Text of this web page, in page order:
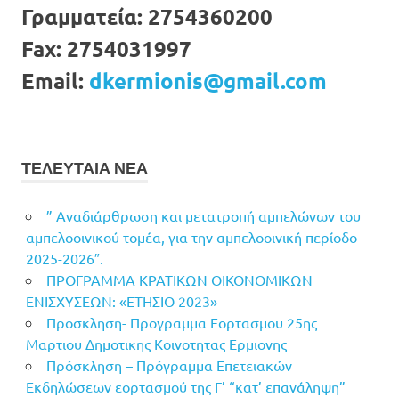
Γραμματεία: 2754360200
Fax: 2754031997
Email: dkermionis@gmail.com
ΤΕΛΕΥΤΑΙΑ ΝΕΑ
” Αναδιάρθρωση και μετατροπή αμπελώνων του
αμπελοοινικού τομέα, για την αμπελοοινική περίοδο
2025-2026″.
ΠΡΟΓΡΑΜΜΑ ΚΡΑΤΙΚΩΝ ΟΙΚΟΝΟΜΙΚΩΝ
ΕΝΙΣΧΥΣΕΩΝ: «ΕΤΗΣΙΟ 2023»
Προσκληση- Προγραμμα Εορτασμου 25ης
Μαρτιου Δημοτικης Κοινοτητας Ερμιονης
Πρόσκληση – Πρόγραμμα Επετειακών
Εκδηλώσεων εορτασμού της Γ’ “κατ’ επανάληψη”